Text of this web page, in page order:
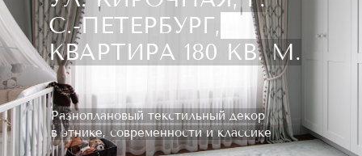
С.-ПЕТЕРБУРГ,
КВАРТИРА 180 КВ. М.
Разноплановый текстильный декор
в этнике, современности и классике